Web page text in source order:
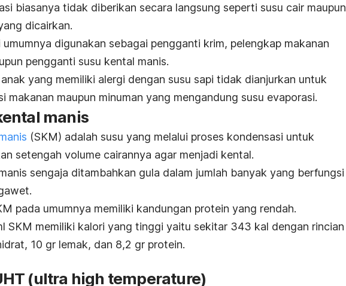
biasanya tidak diberikan secara langsung seperti susu cair maupun
dicairkan.
umumnya digunakan sebagai pengganti krim, pelengkap makanan
pengganti susu kental manis.
yang memiliki alergi dengan susu sapi tidak dianjurkan untuk
makanan maupun minuman yang mengandung susu evaporasi.
manis
(SKM) adalah susu yang melalui proses kondensasi untuk
setengah volume cairannya agar menjadi kental.
sengaja ditambahkan gula dalam jumlah banyak yang berfungsi
pada umumnya memiliki kandungan protein yang rendah.
SKM memiliki kalori yang tinggi yaitu sekitar 343 kal dengan rincian
10 gr lemak, dan 8,2 gr protein.
(ultra high temperature)